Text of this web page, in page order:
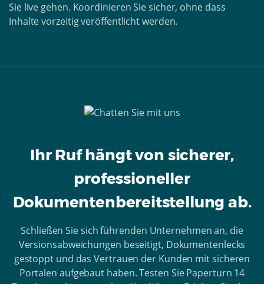
Sie live gehen. Koordinieren Sie sicher, ohne dass
Inhalte vorzeitig veröffentlicht werden.
Ihr Ruf hängt von sicherer,
professioneller
Dokumentenbereitstellung ab.
Schließen Sie sich führenden Unternehmen an, die
Versionsabweichungen beseitigt, Dokumentenlecks
gestoppt und das Vertrauen der Kunden mit sicheren
Portalen aufgebaut haben. Testen Sie Paperturn 14